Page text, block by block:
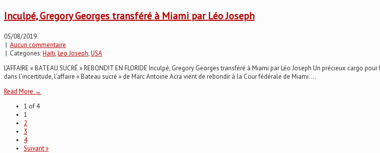
Inculpé, Gregory Georges transféré à Miami par Léo Joseph
05/08/2019
| Aucun commentaire
| Categories:Haïti,Leo Joseph,USA
L’AFFAIRE « BATEAU SUCRÉ » REBONDIT EN FLORIDE Inculpé, Gregory Georges transféré à Miami par Léo Joseph Un précieux
dans l’incertitude, l’affaire « Bateau sucré » de Marc Antoine Acra vient de rebondir à la Cour fédérale de Miami....
Read More →
1 of 4
1
2
3
4
Suivant »